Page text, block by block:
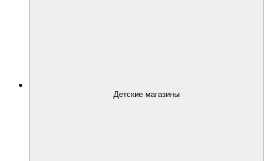
Детские магазины